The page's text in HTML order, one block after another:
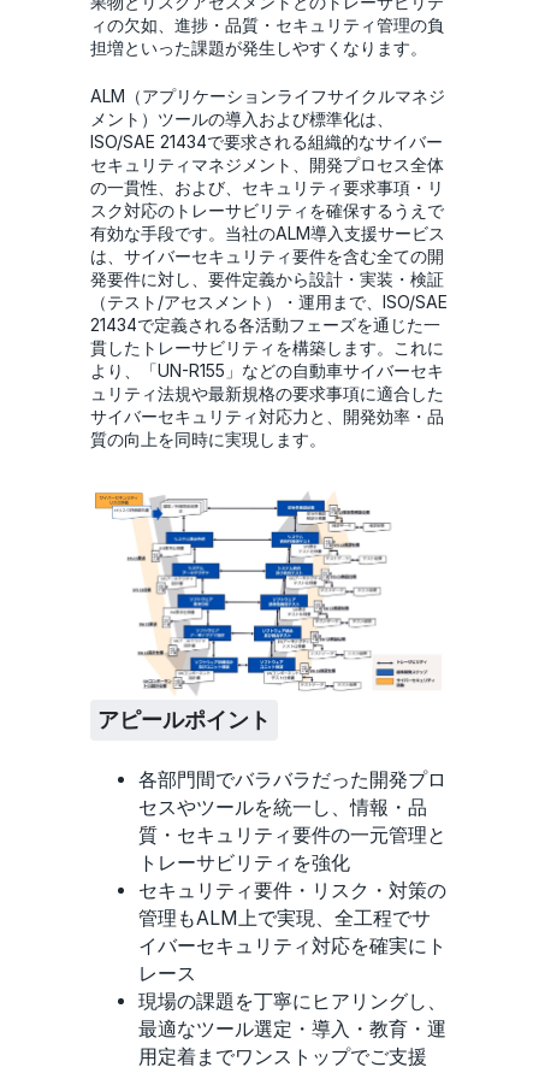
ィの欠如、進捗・品質・セキュリティ管理の負
担増といった課題が発生しやすくなります。
ALM（アプリケーションライフサイクルマネジ
メント）ツールの導入および標準化は、
ISO/SAE 21434で要求される組織的なサイバー
セキュリティマネジメント、開発プロセス全体
の一貫性、および、セキュリティ要求事項・リ
スク対応のトレーサビリティを確保するうえで
有効な手段です。当社のALM導入支援サービス
は、サイバーセキュリティ要件を含む全ての開
発要件に対し、要件定義から設計・実装・検証
（テスト/アセスメント）・運用まで、ISO/SAE
21434で定義される各活動フェーズを通じた一
貫したトレーサビリティを構築します。これに
より、「UN-R155」などの自動車サイバーセキ
ュリティ法規や最新規格の要求事項に適合した
サイバーセキュリティ対応力と、開発効率・品
質の向上を同時に実現します。
アピールポイント
各部門間でバラバラだった開発プロ
セスやツールを統一し、情報・品
質・セキュリティ要件の一元管理と
トレーサビリティを強化
セキュリティ要件・リスク・対策の
管理もALM上で実現、全工程でサ
イバーセキュリティ対応を確実にト
レース
現場の課題を丁寧にヒアリングし、
最適なツール選定・導入・教育・運
用定着までワンストップでご支援